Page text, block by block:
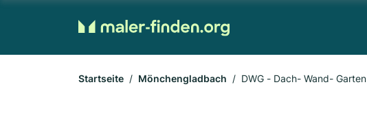
Startseite Mönchengladbach DWG - Dach- Wand- Garten